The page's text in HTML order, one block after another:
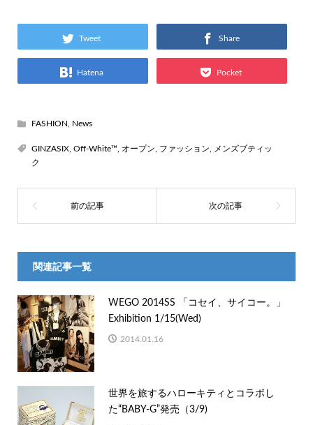
Tweet Share
Hatena Pocket
FASHION News
GINZASIX, Off-White™ オープン ファッション
メンズブティッ
ク
関連記事一覧
WEGO 2014SS 「コセイ、サイコー。」
Exhibition 1/15(Wed)
2014.01.16
世界を旅するハローキティとコラボし
た“BABY-G”発売（3/9)